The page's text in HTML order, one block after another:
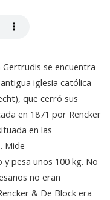
se encuentra
iglesia católica
que cerró sus
en 1871 por Rencker
en las
Mide
pesa unos 100 kg. No
no eran
& De Block era